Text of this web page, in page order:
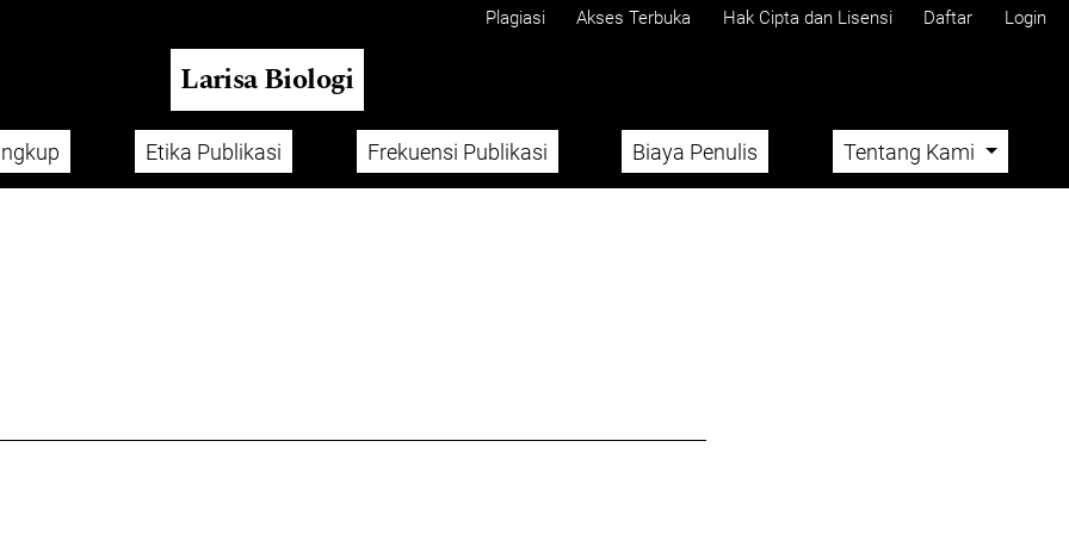
Plagiasi Akses Terbuka Hak Cipta dan Lisensi Daftar Login
Larisa Biologi
Etika Publikasi Frekuensi Publikasi Biaya Penulis Tentang Kami